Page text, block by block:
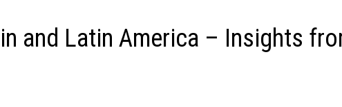
and Latin America – Insights